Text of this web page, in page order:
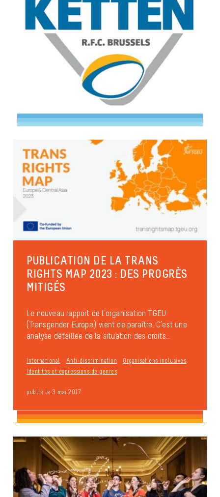
PUBLICATION DE LA TRANS
RIGHTS MAP 2023 : DES PROGRÈS
MITIGÉS
Le nouveau rapport de l’organisation TGEU
(Transgender Europe) vient de paraître. C’est une
analyse détaillée de la situation des droits...
International Anti-discrimination
Organisations inclusives
Identités et expressions de genres
publié le 3 mai 2017